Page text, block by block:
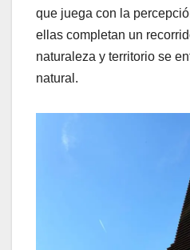
que juega con la
ellas completan un
naturaleza y territorio se
natural.